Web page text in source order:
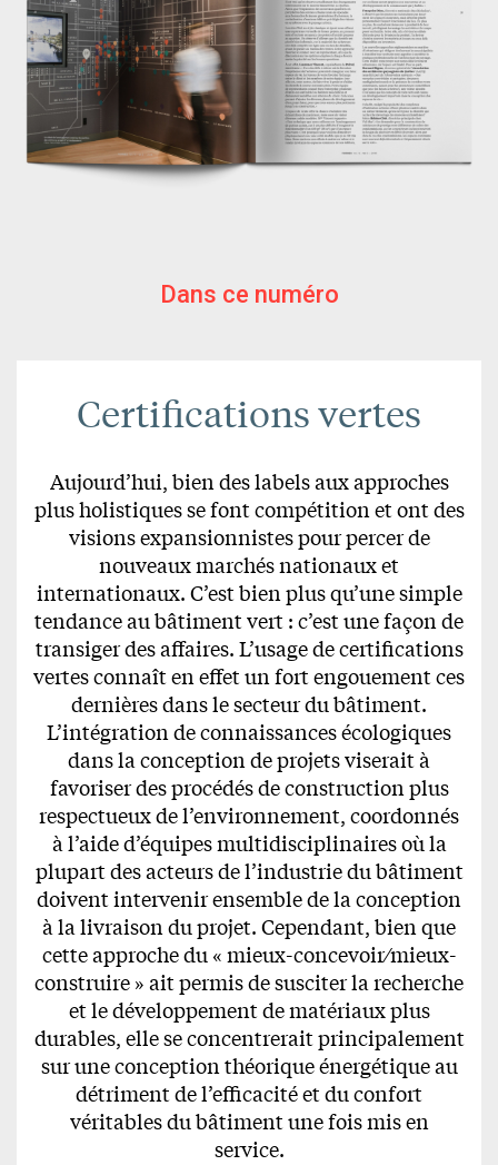
Dans ce numéro
Certifications vertes
Aujourd’hui, bien des labels aux approches
plus holistiques se font compétition et ont des
visions expansionnistes pour percer de
nouveaux marchés nationaux et
internationaux. C’est bien plus qu’une simple
tendance au bâtiment vert : c’est une façon de
transiger des affaires. L’usage de certifications
vertes connaît en effet un fort engouement ces
dernières dans le secteur du bâtiment.
L’intégration de connaissances écologiques
dans la conception de projets viserait à
favoriser des procédés de construction plus
respectueux de l’environnement, coordonnés
à l’aide d’équipes multidisciplinaires où la
plupart des acteurs de l’industrie du bâtiment
doivent intervenir ensemble de la conception
à la livraison du projet. Cependant, bien que
cette approche du « mieux-concevoir⁄mieux-
construire » ait permis de susciter la recherche
et le développement de matériaux plus
durables, elle se concentrerait principalement
sur une conception théorique énergétique au
détriment de l’efficacité et du confort
véritables du bâtiment une fois mis en
service.